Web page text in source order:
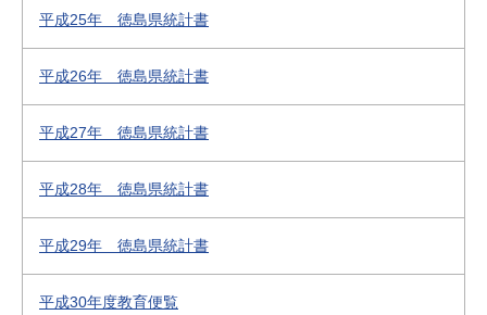
平成25年 徳島県統計書
平成26年 徳島県統計書
平成27年 徳島県統計書
平成28年 徳島県統計書
平成29年 徳島県統計書
平成30年度教育便覧